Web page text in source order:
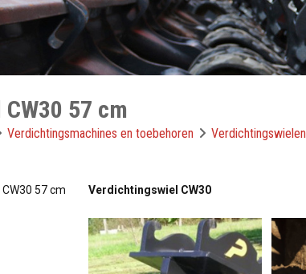
57 cm
Verdichtingsmachines en toebehoren Verdichtingswielen
57 cm Verdichtingswiel CW30